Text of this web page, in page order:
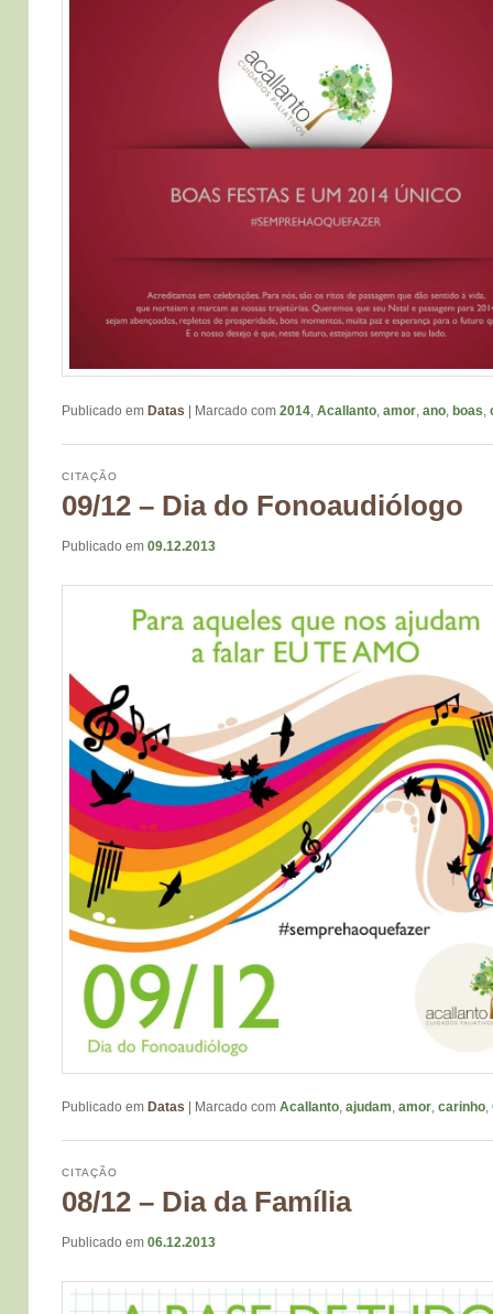
Publicado em Datas | Marcado com 2014 Acallanto amor ano boas
09/12 – Dia do Fonoaudiólogo
CITAÇÃO
Publicado em 09.12.2013
Publicado em Datas Marcado com Acallanto, ajudam, amor, carinho,
08/12 – Dia da Família
CITAÇÃO
Publicado em 06.12.2013